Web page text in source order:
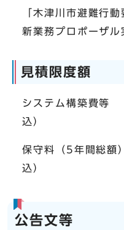
「木津川市避難行
新業務プロポーザル
見積限度額
システム構築費
込）
保守料（5年間総
込）
公告文等